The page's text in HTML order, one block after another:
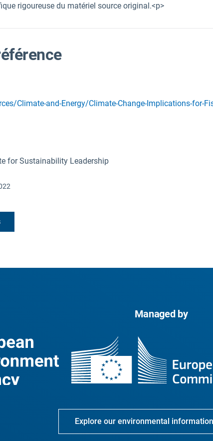
rigoureuse du matériel source original.<p>
Climate-and-Energy/Climate-Change-Implications-for-
for Sustainability Leadership
Managed by
Explore our environmental